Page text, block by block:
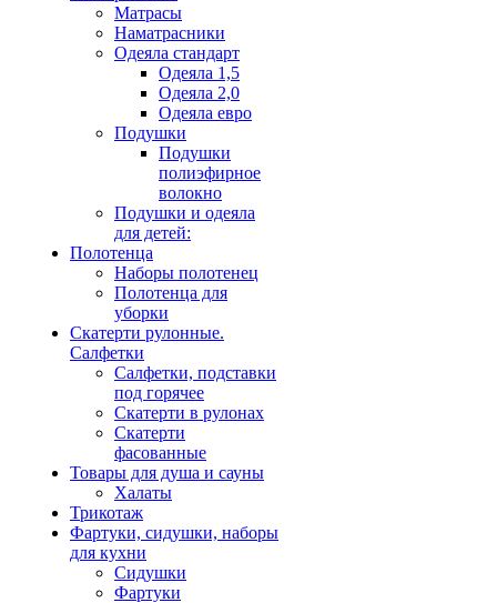
Матрасы
Наматрасники
Одеяла стандарт
Одеяла 1,5
Одеяла 2,0
Одеяла евро
Подушки
Подушки
полиэфирное
волокно
Подушки и одеяла
для детей:
Полотенца
Наборы полотенец
Полотенца для
уборки
Скатерти рулонные.
Салфетки
Салфетки, подставки
под горячее
Скатерти в рулонах
Скатерти
фасованные
Товары для душа и сауны
Халаты
Трикотаж
Фартуки, сидушки, наборы
для кухни
Сидушки
Фартуки